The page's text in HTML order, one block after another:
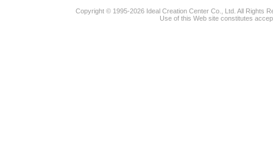
Copyright © 1995-2026 Ideal Creation Center Co., Ltd. All Rights
Use of this Web site constitutes